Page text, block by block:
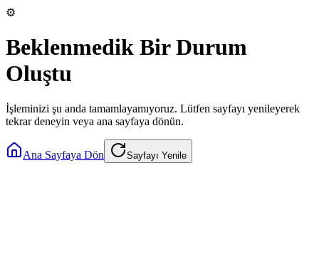
⚙️
Beklenmedik Bir Durum
Oluştu
İşleminizi şu anda tamamlayamıyoruz. Lütfen sayfayı yenileyerek
tekrar deneyin veya ana sayfaya dönün.
Ana Sayfaya Dön Sayfayı Yenile